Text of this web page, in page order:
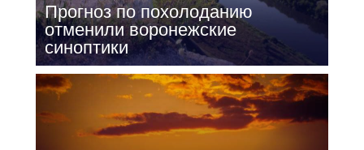
Прогноз по похолоданию
отменили воронежские
синоптики